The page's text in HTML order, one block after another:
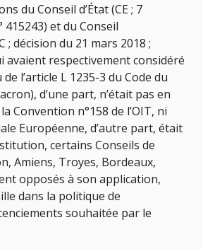
du Conseil d’État (CE ; 7
415243) et du Conseil
; décision du 21 mars 2018 ;
avaient respectivement considéré
l’article L 1235-3 du Code du
d’une part, n’était pas en
Convention n°158 de l’OIT, ni
Européenne, d’autre part, était
certains Conseils de
Amiens, Troyes, Bordeaux,
opposés à son application,
dans la politique de
souhaitée par le